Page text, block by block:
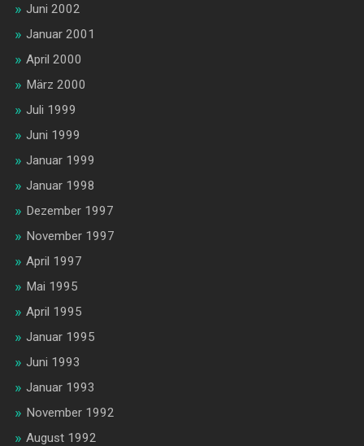
Juni 2002
Januar 2001
April 2000
März 2000
Juli 1999
Juni 1999
Januar 1999
Januar 1998
Dezember 1997
November 1997
April 1997
Mai 1995
April 1995
Januar 1995
Juni 1993
Januar 1993
November 1992
August 1992